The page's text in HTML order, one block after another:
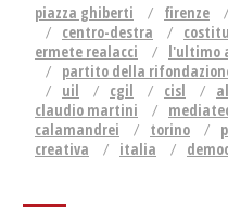
piazza ghiberti firenze
centro-destra
ermete realacci
l'ultimo
partito della
uil
cgil cisl
claudio martini
calamandrei
torino
creativa
italia